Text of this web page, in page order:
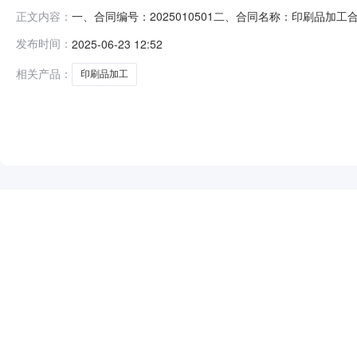
正文内容： 一、合同编号：2025010501二、合同名称：印刷品加工
250000规格型号（或服务要求）：详见合同文本主要标
发布时间： 2025-06-23 12:52
相关产品：
印刷品加工